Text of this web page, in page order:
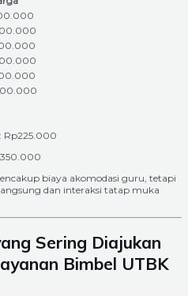
Rp225.000
biaya akomodasi guru, tetapi
dan interaksi tatap muka
Sering Diajukan
Bimbel UTBK